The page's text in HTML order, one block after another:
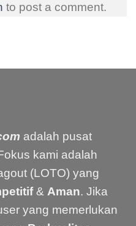
to post a comment.
adalah pusat
kami adalah
(LOTO) yang
& Aman. Jika
yang memerlukan